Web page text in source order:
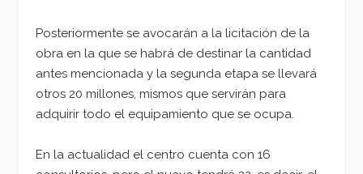
Posteriormente se avocarán a la licitación de la
obra en la que se habrá de destinar la cantidad
antes mencionada y la segunda etapa se llevará
otros 20 millones, mismos que servirán para
adquirir todo el equipamiento que se ocupa.
En la actualidad el centro cuenta con 16